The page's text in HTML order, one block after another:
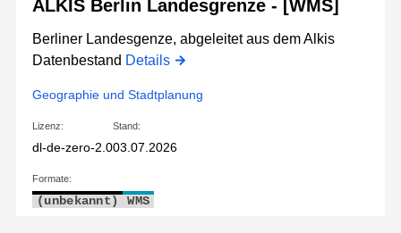
ALKIS Berlin Landesgrenze - [WMS]
Berliner Landesgenze, abgeleitet aus dem Alkis
Datenbestand Details
Geographie und Stadtplanung
Lizenz:
dl-de-zero-2.0
Stand:
03.07.2026
Formate:
(unbekannt) WMS